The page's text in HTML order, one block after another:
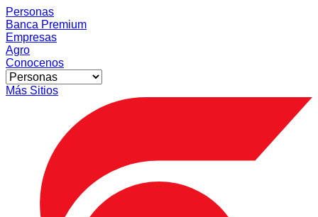
Personas
Banca Premium
Empresas
Agro
Conocenos
Más Sitios